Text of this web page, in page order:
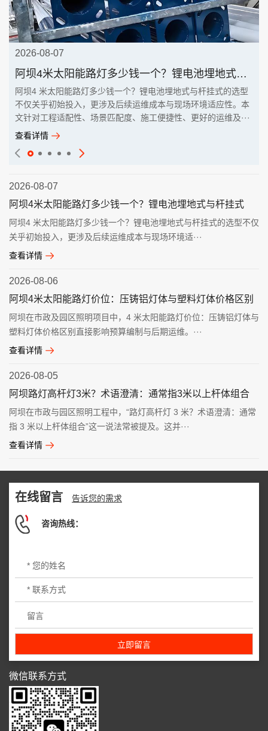
2026-08-07
阿坝4米太阳能路灯多少钱一个？锂电池埋地式与杆挂式
阿坝4 米太阳能路灯多少钱一个？锂电池埋地式与杆挂式的选型
不仅关乎初始投入，更涉及后续运维成本与现场环境适应性。本
文针对工程适配性、场景匹配度、施工便捷性、更好的运维及···
查看详情
2026-08-07
阿坝4米太阳能路灯多少钱一个？锂电池埋地式与杆挂式
阿坝4 米太阳能路灯多少钱一个？锂电池埋地式与杆挂式的选型不仅
关乎初始投入，更涉及后续运维成本与现场环境适···
查看详情
2026-08-06
阿坝4米太阳能路灯价位：压铸铝灯体与塑料灯体价格区别
阿坝在市政及园区照明项目中，4 米太阳能路灯价位：压铸铝灯体与
塑料灯体价格区别直接影响预算编制与后期运维。···
查看详情
2026-08-05
阿坝路灯高杆灯3米？术语澄清：通常指3米以上杆体组合
阿坝在市政与园区照明工程中，“路灯高杆灯 3 米？术语澄清：通常
指 3 米以上杆体组合”这一说法常被提及。这并···
查看详情
在线留言 告诉您的需求
咨询热线：
微信联系方式